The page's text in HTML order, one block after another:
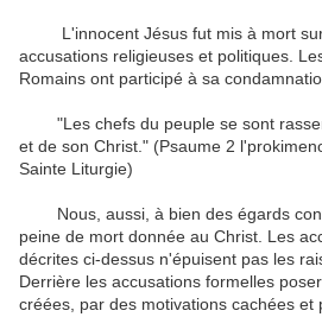
L'innocent Jésus fut mis à mort
accusations religieuses et politiques
Romains ont participé à sa
"Les chefs du peuple se sont
et de son Christ " (Psaume 2 l'
Sainte Liturgie)
Nous aussi à bien des égards
peine de mort donnée au Christ Les
décrites ci-dessus n'épuisent pas les
Derrière les accusations formelles poser
créées par des motivations cachées et